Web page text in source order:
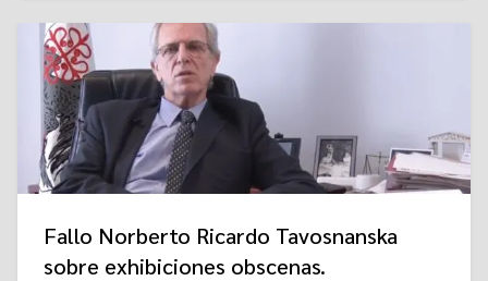
Fallo Norberto Ricardo Tavosnanska
sobre exhibiciones obscenas.